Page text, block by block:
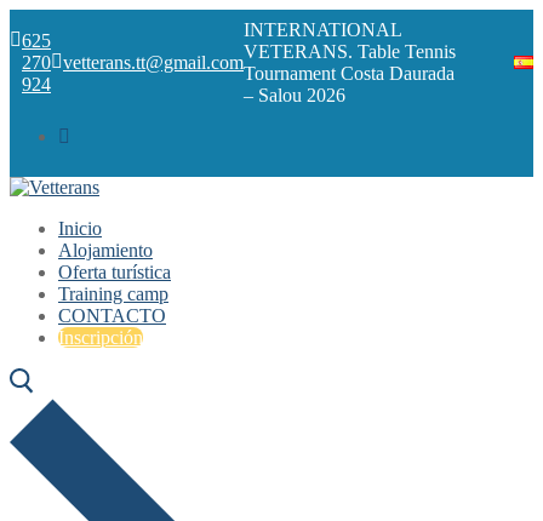
al
contenido
625
270
924
vetterans.tt@gmail.com
INTERNATIONAL
VETERANS. Table Tennis
Tournament Costa Daurada
– Salou 2026
Inicio
Alojamiento
Oferta turística
Training camp
CONTACTO
Inscripción